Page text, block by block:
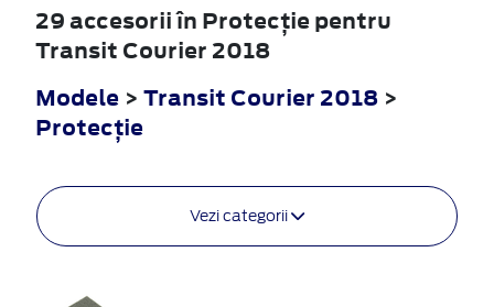
29 accesorii în Protecţie pentru
Transit Courier 2018
Modele > Transit Courier 2018 >
Protecţie
Vezi categorii